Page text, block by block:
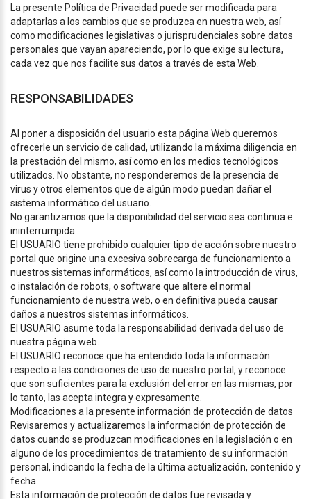
La presente Política de Privacidad puede ser modificada para
adaptarlas a los cambios que se produzca en nuestra web, así
como modificaciones legislativas o jurisprudenciales sobre datos
personales que vayan apareciendo, por lo que exige su lectura,
cada vez que nos facilite sus datos a través de esta Web.
RESPONSABILIDADES
Al poner a disposición del usuario esta página Web queremos
ofrecerle un servicio de calidad, utilizando la máxima diligencia en
la prestación del mismo, así como en los medios tecnológicos
utilizados. No obstante, no responderemos de la presencia de
virus y otros elementos que de algún modo puedan dañar el
sistema informático del usuario.
No garantizamos que la disponibilidad del servicio sea continua e
ininterrumpida.
El USUARIO tiene prohibido cualquier tipo de acción sobre nuestro
portal que origine una excesiva sobrecarga de funcionamiento a
nuestros sistemas informáticos, así como la introducción de virus,
o instalación de robots, o software que altere el normal
funcionamiento de nuestra web, o en definitiva pueda causar
daños a nuestros sistemas informáticos.
El USUARIO asume toda la responsabilidad derivada del uso de
nuestra página web.
El USUARIO reconoce que ha entendido toda la información
respecto a las condiciones de uso de nuestro portal, y reconoce
que son suficientes para la exclusión del error en las mismas, por
lo tanto, las acepta integra y expresamente.
Modificaciones a la presente información de protección de datos
Revisaremos y actualizaremos la información de protección de
datos cuando se produzcan modificaciones en la legislación o en
alguno de los procedimientos de tratamiento de su información
personal, indicando la fecha de la última actualización, contenido y
fecha.
Esta información de protección de datos fue revisada y